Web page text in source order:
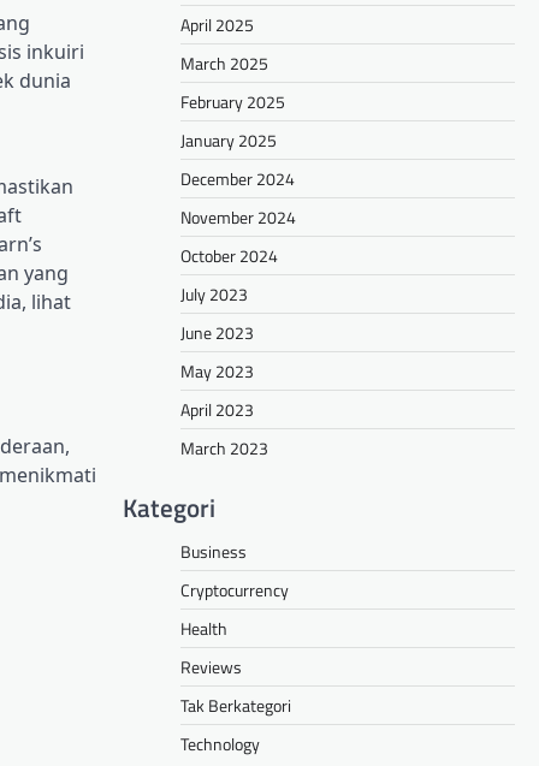
inkuiri
dunia
yang
lihat
April 2025
March 2025
February 2025
January 2025
December 2024
November 2024
October 2024
July 2023
June 2023
May 2023
April 2023
March 2023
Kategori
Business
Cryptocurrency
Health
Reviews
Tak Berkategori
Technology